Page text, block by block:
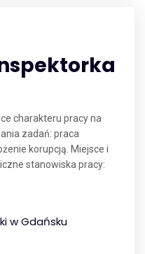
charakteru pracy na
zadań: praca
korupcją. Miejsce i
stanowiska pracy:
w Gdańsku